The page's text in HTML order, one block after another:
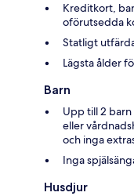
Kreditkort,
oförutsedda
Statligt
Lägsta ålder
Barn
Upp till 2
eller
och inga
Inga
Husdjur